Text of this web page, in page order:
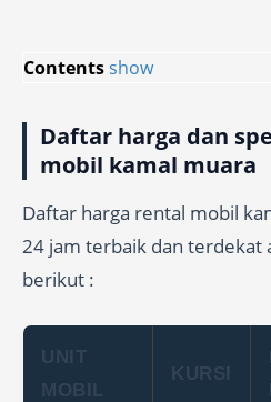
Contentsshow
Daftar harga dan
mobil kamal muara
Daftar harga rental mobil
24 jam terbaik dan terdekat
berikut :
UNIT
MOBIL
KURSI